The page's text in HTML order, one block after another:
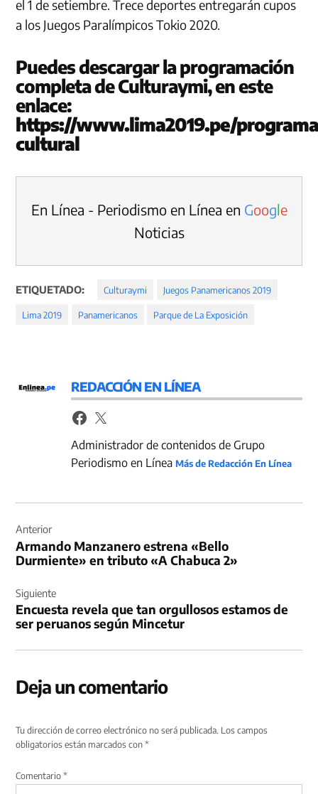
el 1 de setiembre. Trece deportes entregarán cupos
a los Juegos Paralímpicos Tokio 2020.
Puedes descargar la programación
completa de Culturaymi, en este
enlace:
https://www.lima2019.pe/
cultural
En Línea - Periodismo en Línea en Google
Noticias
ETIQUETADO: Culturaymi Juegos Panamericanos 2019
Lima 2019 Panamericanos Parque de La Exposición
REDACCIÓN EN LÍNEA
Administrador de contenidos de Grupo
Periodismo en LíneaMás de Redacción En Línea
de
entradas
Anterior
Armando Manzanero estrena «Bello
Durmiente» en tributo «A Chabuca 2»
Siguiente
Encuesta revela que tan orgullosos estamos de
ser peruanos según Mincetur
Deja un comentario
Tu dirección de correo electrónico no será publicada. Los campos
obligatorios están marcados con*
Comentario*